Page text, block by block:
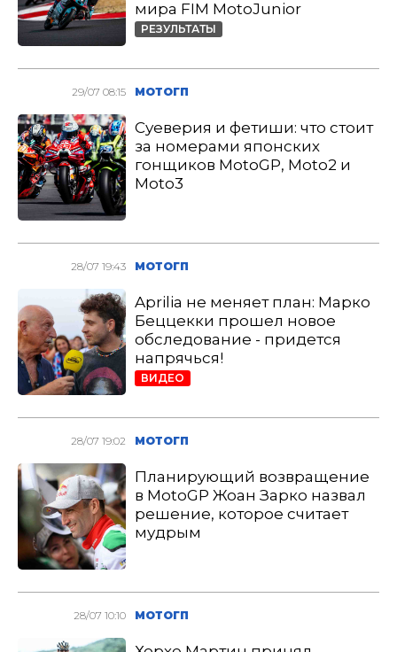
мира FIM MotoJunior
РЕЗУЛЬТАТЫ
29/07 08:15 МОТОГП
Суеверия и фетиши: что стоит
за номерами японских
гонщиков MotoGP, Moto2 и
Moto3
28/07 19:43 МОТОГП
Aprilia не меняет план: Марко
Беццекки прошел новое
обследование - придется
напрячься!
ВИДЕО
28/07 19:02 МОТОГП
Планирующий возвращение
в MotoGP Жоан Зарко назвал
решение, которое считает
мудрым
28/07 10:10 МОТОГП